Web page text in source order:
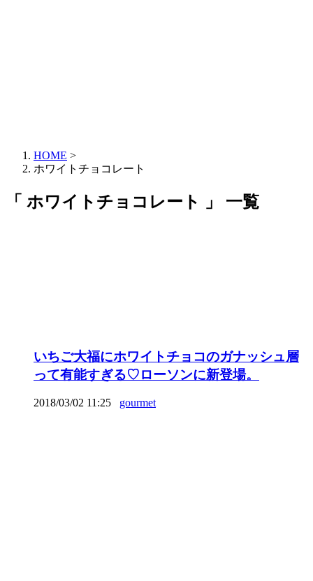
HOME >
ホワイトチョコレート
「 ホワイトチョコレート 」 一覧
いちご大福にホワイトチョコのガナッシュ層
って有能すぎる♡ローソンに新登場。
2018/03/02 11:25 gourmet